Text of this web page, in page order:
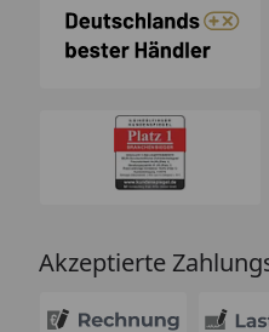
Akzeptierte